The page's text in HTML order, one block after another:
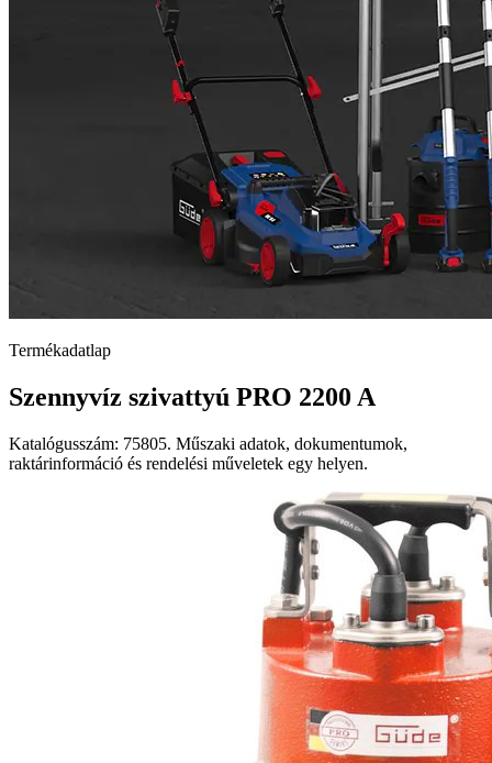
Termékadatlap
Szennyvíz szivattyú PRO 2200 A
Katalógusszám: 75805. Műszaki adatok, dokumentumok,
raktárinformáció és rendelési műveletek egy helyen.